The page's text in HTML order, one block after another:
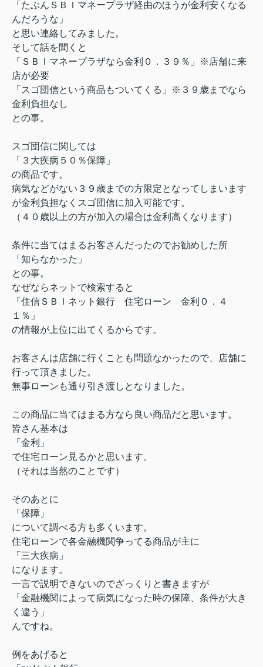
「たぶんＳＢＩマネープラザ経由のほうが金利安くなる
んだろうな」
と思い連絡してみました。
そして話を聞くと
「ＳＢＩマネープラザなら金利０．３９％」※店舗に来
店が必要
「スゴ団信という商品もついてくる」※３９歳までなら
金利負担なし
との事。
スゴ団信に関しては
「３大疾病５０％保障」
の商品です。
病気などがない３９歳までの方限定となってしまいます
が金利負担なくスゴ団信に加入可能です。
（４０歳以上の方が加入の場合は金利高くなります）
条件に当てはまるお客さんだったのでお勧めした所
「知らなかった」
との事。
なぜならネットで検索すると
「住信ＳＢＩネット銀行 住宅ローン 金利０．４
１％」
の情報が上位に出てくるからです。
お客さんは店舗に行くことも問題なかったので、店舗に
行って頂きました。
無事ローンも通り引き渡しとなりました。
この商品に当てはまる方なら良い商品だと思います。
皆さん基本は
「金利」
で住宅ローン見るかと思います。
（それは当然のことです）
そのあとに
「保障」
について調べる方も多くいます。
住宅ローンで各金融機関争ってる商品が主に
「三大疾病」
になります。
一言で説明できないのでざっくりと書きますが
「金融機関によって病気になった時の保障、条件が大き
く違う」
んですね。
例をあげると